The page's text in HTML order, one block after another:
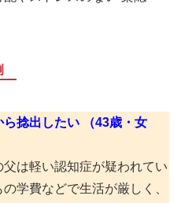
捻出したい （43歳・女
は軽い認知症が疑われてい
学費などで生活が厳しく、